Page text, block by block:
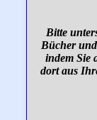
Bitte
Bücher
indem Sie
dort aus